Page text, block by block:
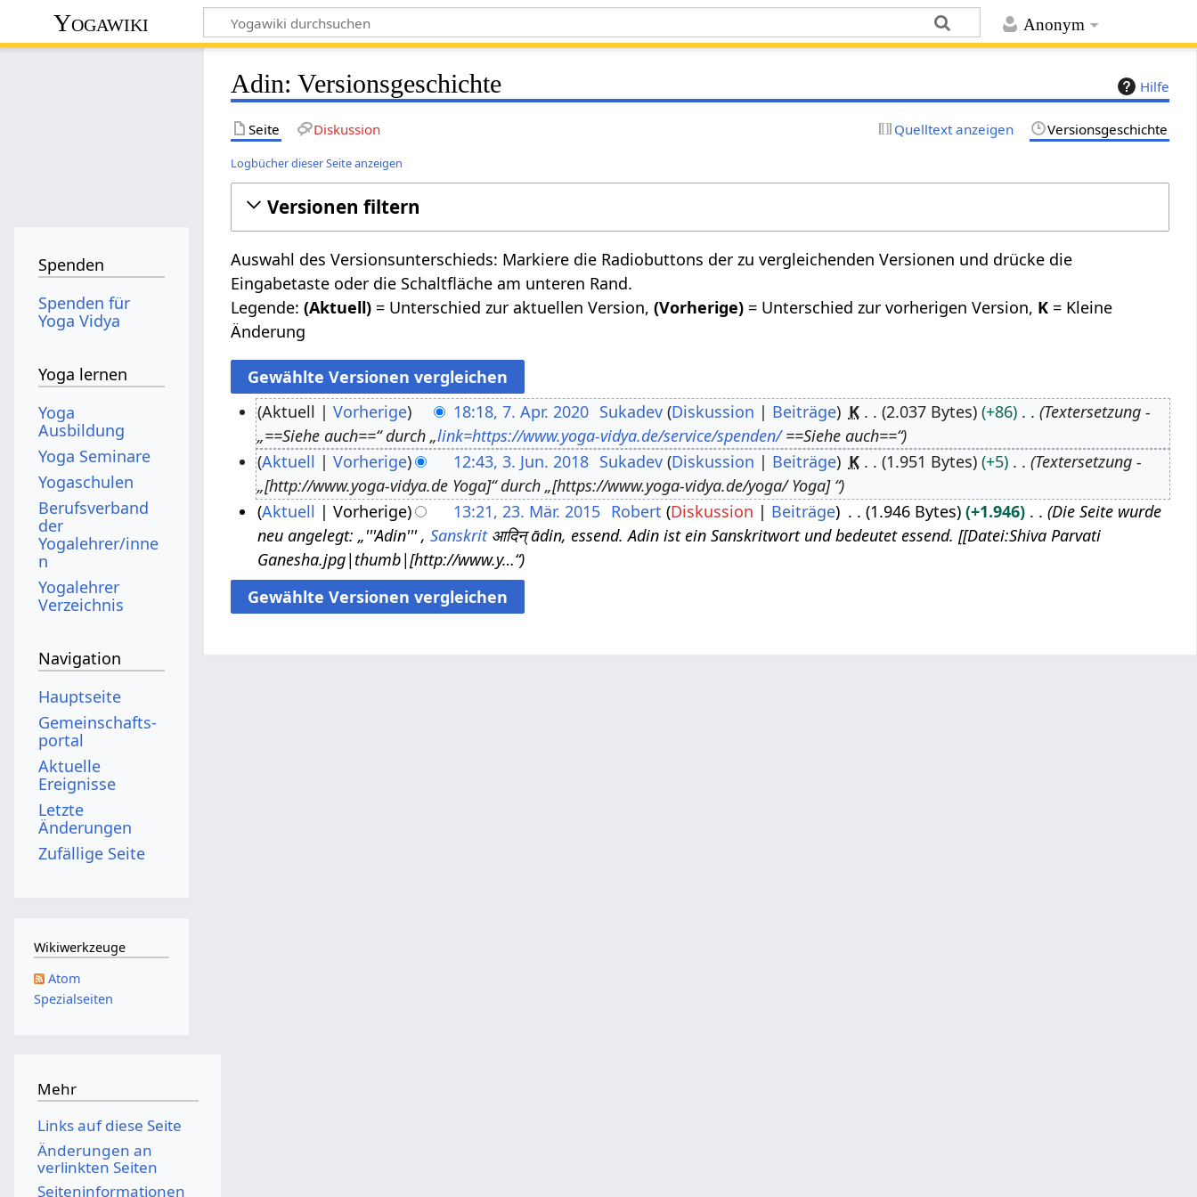
Anonym
Yogawiki
Hilfe
Adin: Versionsgeschichte
Seite Diskussion Quelltext anzeigen Versionsgeschichte
Logbücher dieser Seite anzeigen
Versionen filtern
Auswahl des Versionsunterschieds: Markiere die Radiobuttons der zu vergleichenden Versionen und drücke die
Eingabetaste oder die Schaltfläche am unteren Rand.
Legende:(Aktuell) = Unterschied zur aktuellen Version,(Vorherige) = Unterschied zur vorherigen Version, K = Kleine
Änderung
p
l
2
Aktuell Vorherige 18:18, 7. Apr. 2020 Sukadev Diskussion Beiträge K 2.037 Bytes +86
Textersetzung -
„==Siehe auch==“ durch „link=https://www.yoga-vidya.de/service/spenden/==Siehe auch==“
n
i
Aktuell Vorherige 12:43, 3. Jun. 2018 Sukadev Diskussion Beiträge K 1.951 Bytes +5
Textersetzung -
„[http://www.yoga-vidya.de Yoga]“ durch „[https://www.yoga-vidya.de/yoga/ Yoga] “
.
M
Aktuell Vorherige 13:21, 23. Mär. 2015 Robert Diskussion Beiträge 1.946 Bytes +1.946
Die Seite wurde
neu angelegt: „'''Adin''' ,Sanskritआदिन् ādin, essend. Adin ist ein Sanskritwort und bedeutet essend. [[Datei:Shiva Parvati
Ganesha.jpg|thumb|[http://www.y…“
Spenden
Spenden für
Yoga Vidya
Yoga lernen
Yoga
Ausbildung
Yoga Seminare
Yogaschulen
Berufsverband
der
Yogalehrer/inne
n
Yogalehrer
Verzeichnis
Navigation
Hauptseite
Gemeinschafts­
portal
Aktuelle
Ereignisse
Letzte
Änderungen
Zufällige Seite
Wikiwerkzeuge
Atom
Spezialseiten
Mehr
Links auf diese Seite
Änderungen an
verlinkten Seiten
Seiten­­informationen